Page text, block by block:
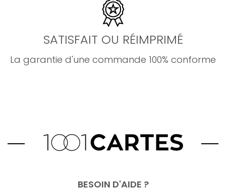
SATISFAIT OU RÉIMPRIMÉ
La garantie d'une commande 100% conforme
BESOIN D'AIDE ?